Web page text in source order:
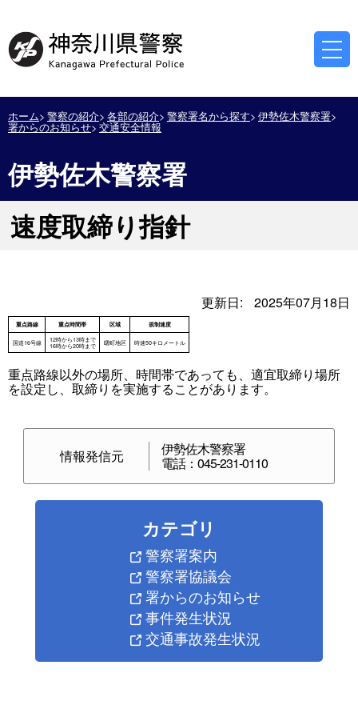
ホーム 警察の紹介 各部の紹介 警察署名から探す 伊勢佐木警察署
署からのお知らせ 交通安全情報
伊勢佐木警察署
速度取締り指針
更新日: 2025年07月18日
重点路線以外の場所、時間帯であっても、適宜取締り場所
を設定し、取締りを実施することがあります。
情報発信元 伊勢佐木警察署
電話：045-231-0110
カテゴリ
警察署案内
警察署協議会
署からのお知らせ
事件発生状況
交通事故発生状況